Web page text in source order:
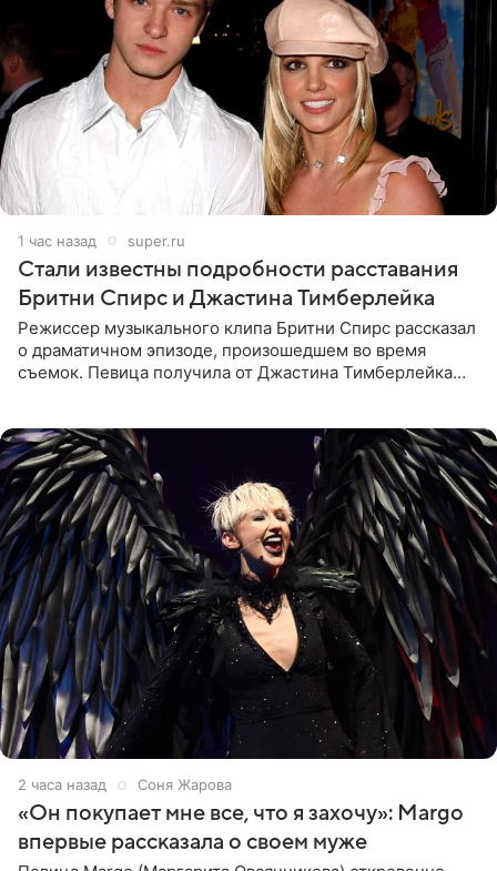
1 час назад super.ru
Стали известны подробности расставания
Бритни Спирс и Джастина Тимберлейка
Режиссер музыкального клипа Бритни Спирс рассказал
о драматичном эпизоде, произошедшем во время
съемок. Певица получила от Джастина Тимберлейка
2 часа назад Соня Жарова
«Он покупает мне все, что я захочу»: Margo
впервые рассказала о своем муже